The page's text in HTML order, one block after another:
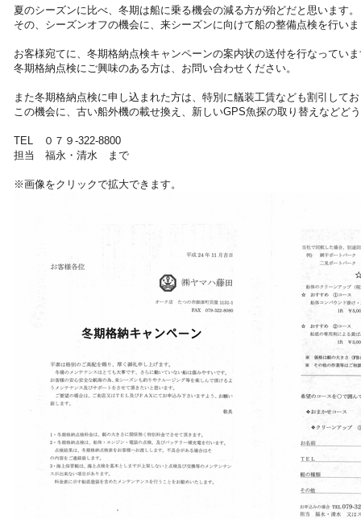
夏のシーズンに比べ、冬期は船に乗る機会の減る方が殆どだと思います。
その、シーズンオフの機会に、来シーズンに向けて船の整備点検を行い
お客様宛てに、冬期格納点検キャンペーンの案内状の送付を行なってい
冬期格納点検にご興味のある方は、お問い合わせください。
また冬期格納点検に申し込まれた方は、特別に艤装工賃なども割引して
この機会に、古い船外機の載せ換え、新しいGPS魚探の取り替えなどど
TEL ０７９-322-8800
担当 福永・清水 まで
※画像をクリックで拡大できます。